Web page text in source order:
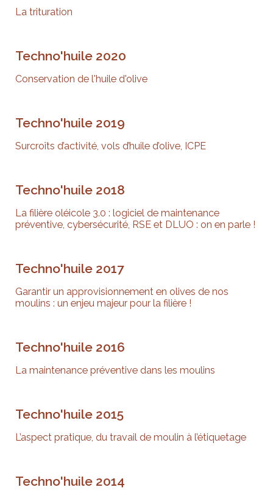
La trituration
Techno'huile 2020
Conservation de l'huile d'olive
Techno'huile 2019
Surcroîts d’activité, vols d’huile d’olive, ICPE
Techno'huile 2018
La filière oléicole 3.0 : logiciel de maintenance
préventive, cybersécurité, RSE et DLUO : on en parle !
Techno'huile 2017
Garantir un approvisionnement en olives de nos
moulins : un enjeu majeur pour la filière !
Techno'huile 2016
La maintenance préventive dans les moulins
Techno'huile 2015
L’aspect pratique, du travail de moulin à l’étiquetage
Techno'huile 2014